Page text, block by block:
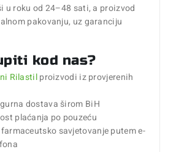
u roku od 24–48 sati, a proizvod
pakovanju, uz garanciju
kod nas?
Rilastilproizvodi iz provjerenih
dostava širom BiH
plaćanja po pouzeću
savjetovanje putem e-